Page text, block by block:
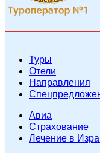
Туры
Отели
Направления
Авиа
Страхование
Лечение в